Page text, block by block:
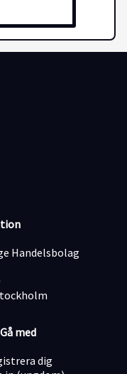
positiv kultur.
– men rätt
18:00 mån-fre.
kundbemötande
växande
Handelsbolag
Gå med
dig